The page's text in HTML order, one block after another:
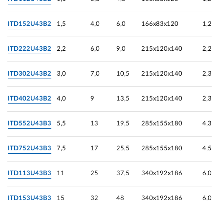
ITD152U43B2 1,5 4,0 6,0 166х83х120 1,2
ITD222U43B2 2,2 6,0 9,0 215х120х140 2,25
ITD302U43B2 3,0 7,0 10,5 215х120х140 2,3
ITD402U43B2 4,0 9 13,5 215х120х140 2,3
ITD552U43B3 5,5 13 19,5 285х155х180 4,3
ITD752U43B3 7,5 17 25,5 285х155х180 4,5
ITD113U43B3 11 25 37,5 340х192х186 6,0
ITD153U43B3 15 32 48 340х192х186 6,0